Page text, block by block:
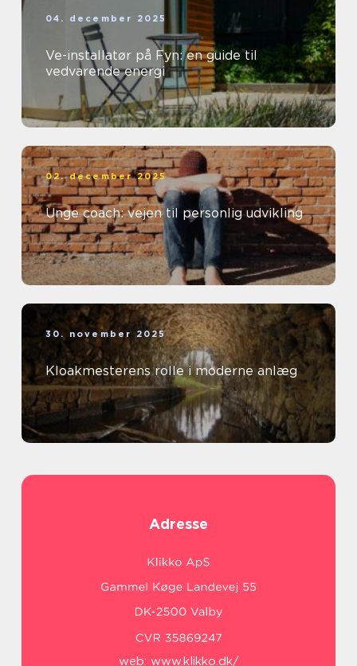
04. december 2025
Ve-installatør på Fyn: en guide til
vedvarende energi
02. december 2025
Unge coach: vejen til personlig udvikling
30. november 2025
Kloakmesterens rolle i moderne anlæg
Adresse
web: www.klikko.dk/